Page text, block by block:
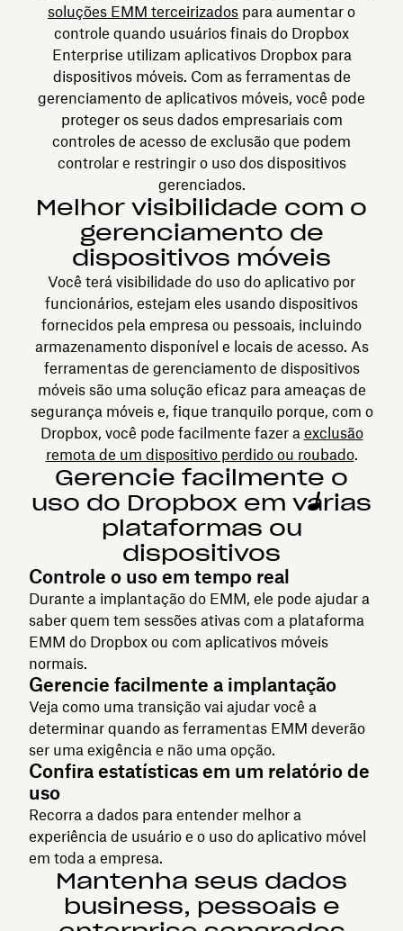
soluções EMM terceirizados para aumentar o
controle quando usuários finais do Dropbox
Enterprise utilizam aplicativos Dropbox para
dispositivos móveis. Com as ferramentas de
gerenciamento de aplicativos móveis, você pode
proteger os seus dados empresariais com
controles de acesso de exclusão que podem
controlar e restringir o uso dos dispositivos
gerenciados.
Melhor visibilidade com o
gerenciamento de
dispositivos móveis
Você terá visibilidade do uso do aplicativo por
funcionários, estejam eles usando dispositivos
fornecidos pela empresa ou pessoais, incluindo
armazenamento disponível e locais de acesso. As
ferramentas de gerenciamento de dispositivos
móveis são uma solução eficaz para ameaças de
segurança móveis e, fique tranquilo porque, com o
Dropbox, você pode facilmente fazer a exclusão
remota de um dispositivo perdido ou roubado.
Gerencie facilmente o
uso do Dropbox em várias
plataformas ou
dispositivos
Controle o uso em tempo real
Durante a implantação do EMM, ele pode ajudar a
saber quem tem sessões ativas com a plataforma
EMM do Dropbox ou com aplicativos móveis
normais.
Gerencie facilmente a implantação
Veja como uma transição vai ajudar você a
determinar quando as ferramentas EMM deverão
ser uma exigência e não uma opção.
Confira estatísticas em um relatório de
uso
Recorra a dados para entender melhor a
experiência de usuário e o uso do aplicativo móvel
em toda a empresa.
Mantenha seus dados
business, pessoais e